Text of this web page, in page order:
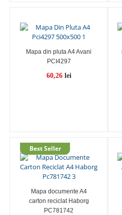
Mapa din pluta A4 Avani
PCI4297
60,26 lei
Mapa documente A4
carton reciclat Haborg
PC781742